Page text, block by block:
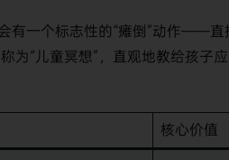
有一个标志性的“瘫倒”动作——直
为“儿童冥想”，直观地教给孩子
核心价值